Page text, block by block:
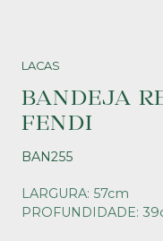
LACAS
BANDEJA
FENDI
BAN255
LARGURA: 57cm
PROFUNDIDADE: